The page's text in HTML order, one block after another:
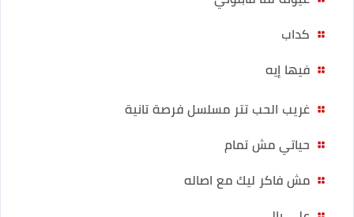
كداب
فيها إيه
غريب الحب تتر مسلسل فرصة تانية
حياتي مش تمام
مش فاكر ليك مع اصاله